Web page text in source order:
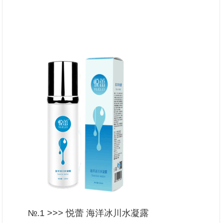
№.1 >>> 悦蕾 海洋冰川水凝露